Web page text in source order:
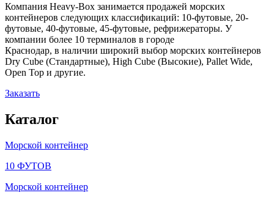
Компания Heavy-Box занимается продажей морских
контейнеров следующих классификаций: 10-футовые, 20-
футовые, 40-футовые, 45-футовые, рефрижераторы. У
компании более 10 терминалов в городе
Краснодар, в наличии широкий выбор морских контейнеров
Dry Cube (Стандартные), High Cube (Высокие), Pallet Wide,
Open Top и другие.
Заказать
Каталог
Морской контейнер
10 ФУТОВ
Морской контейнер